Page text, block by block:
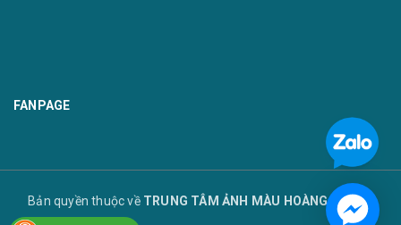
FANPAGE
Bản quyền thuộc về TRUNG TÂM ẢNH MÀU HOÀNG TUYẾT